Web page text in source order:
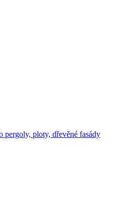
ploty, dřevěné fasády